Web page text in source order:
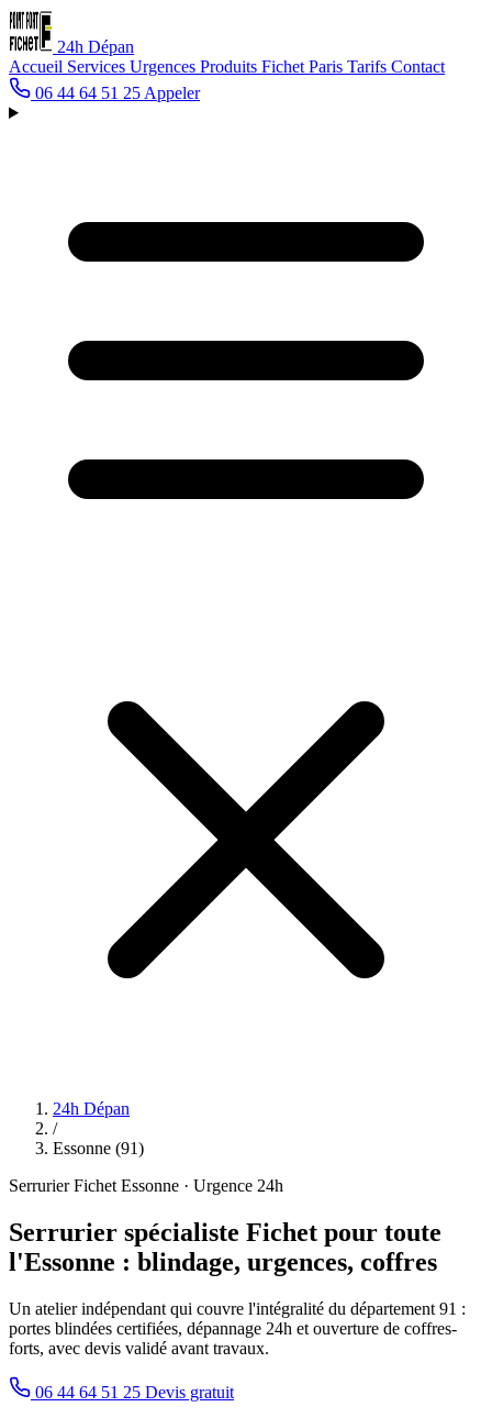
24h Dépan
Accueil Services Urgences Produits Fichet Paris Tarifs Contact
06 44 64 51 25 Appeler
24h Dépan
/
Essonne (91)
Serrurier Fichet Essonne · Urgence 24h
Serrurier spécialiste Fichet pour toute
l'Essonne : blindage, urgences, coffres
Un atelier indépendant qui couvre l'intégralité du département 91 :
portes blindées certifiées, dépannage 24h et ouverture de coffres-
forts, avec devis validé avant travaux.
06 44 64 51 25 Devis gratuit